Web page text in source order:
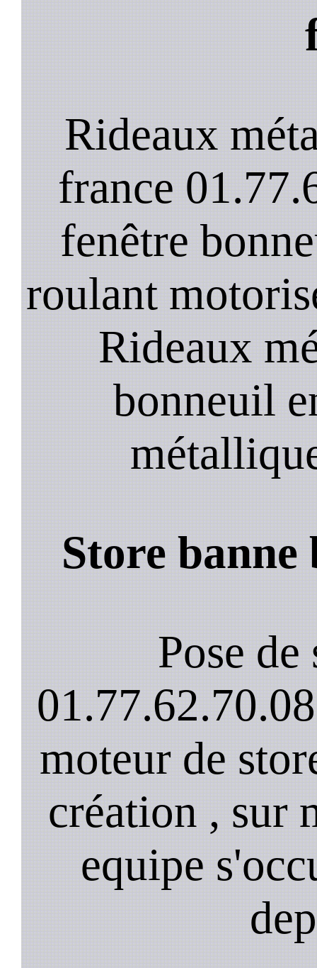
Rideaux
france
fenêtre
roulant
Rideaux
bonneuil
Store banne
Pose de
moteur de
création , sur
equipe